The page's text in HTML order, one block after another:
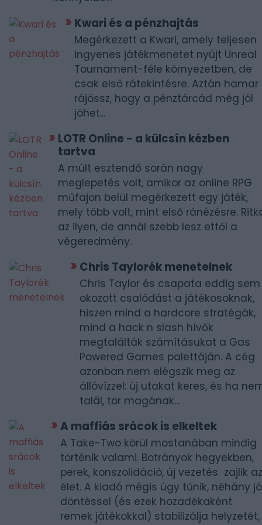
Kwari és a pénzhajtás
Megérkezett a Kwari, amely teljesen
ingyenes játékmenetet nyújt Unreal
Tournament-féle környezetben, de
csak első rátekintésre. Aztán hamar
rájössz, hogy a pénztárcád még jól
jöhet...
LOTR Online - a külcsín kézben
tartva
A múlt esztendő során nagy
meglepetés volt, amikor az online RPG
műfajon belül megérkezett egy játék,
mely több volt, mint első ránézésre.
az ilyen, de annál szebb lesz ettől a
végeredmény.
Chris Taylorék menetelnek
Chris Taylor és csapata eddig sem
okozott csalódást a játékosoknak,
hiszen mind a hardcore stratégák,
mind a hack n slash hívők
megtalálták számításukat a Gas
Powered Games palettáján. A cég
azonban nem elégszik meg az
állóvízzel: új utakat keres, és ha
talál, tör magának...
A maffiás srácok is elkeltek
A Take-Two körül mostanában mindig
történik valami. Botrányok hegyekben,
perek, konszolidáció, új vezetés  zajlik az
élet. A kiadó mégis úgy tűnik, néhány jó
döntéssel (és ezek hozadékaként
remek játékokkal) stabilizálja helyzetét,